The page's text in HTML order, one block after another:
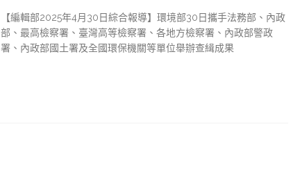
【編輯部2025年4月30日綜合報導】環境部30日攜手法務部、內政
部、最高檢察署、臺灣高等檢察署、各地方檢察署、內政部警政
署、內政部國土署及全國環保機關等單位舉辦查緝成果